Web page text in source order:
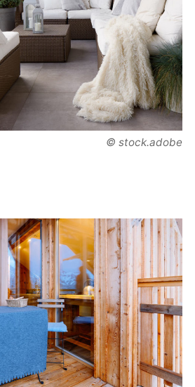
© stock.adobe